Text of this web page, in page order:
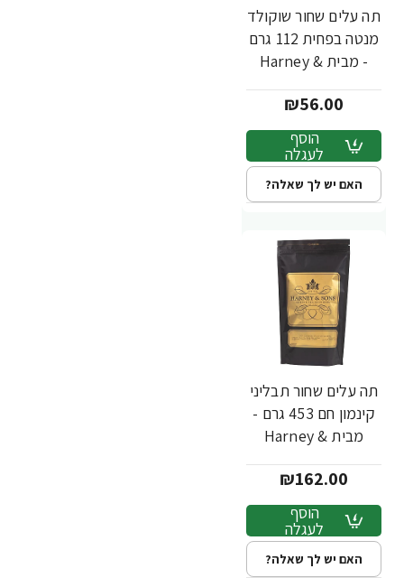
תה עלים שחור שוקולד
מנטה בפחית 112 גרם
- מבית Harney &
₪56.00
הוסף
לעגלה
האם יש לך שאלה?
תה עלים שחור תבליני
קינמון חם 453 גרם -
מבית Harney &
₪162.00
הוסף
לעגלה
האם יש לך שאלה?